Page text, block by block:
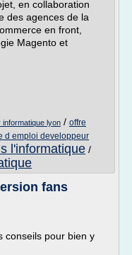
en collaboration
des agences de la
en front,
Magento et
informatique lyon / offre
d emploi developpeur
l'informatique /
fans
conseils pour bien y